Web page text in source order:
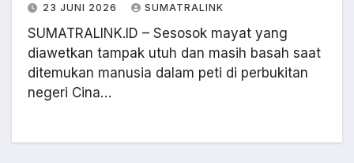
23 JUNI 2026 SUMATRALINK
SUMATRALINK.ID – Sesosok mayat yang
diawetkan tampak utuh dan masih basah saat
ditemukan manusia dalam peti di perbukitan
negeri Cina…